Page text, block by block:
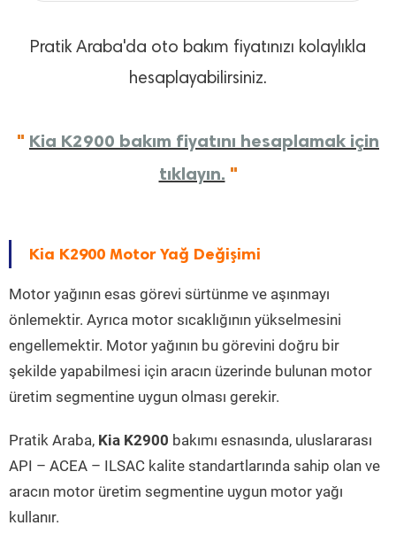
Pratik Araba'da oto bakım fiyatınızı kolaylıkla
hesaplayabilirsiniz.
" Kia K2900 bakım fiyatını hesaplamak için
tıklayın. "
Kia K2900 Motor Yağ Değişimi
Motor yağının esas görevi sürtünme ve aşınmayı
önlemektir. Ayrıca motor sıcaklığının yükselmesini
engellemektir. Motor yağının bu görevini doğru bir
şekilde yapabilmesi için aracın üzerinde bulunan motor
üretim segmentine uygun olması gerekir.
Pratik Araba, Kia K2900 bakımı esnasında, uluslararası
API – ACEA – ILSAC kalite standartlarında sahip olan ve
aracın motor üretim segmentine uygun motor yağı
kullanır.